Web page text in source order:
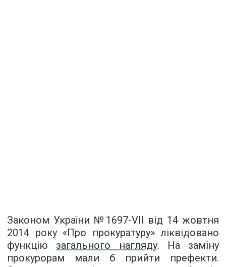
Законом України №1697-VII від 14 жовтня
2014 року «Про прокуратуру» ліквідовано
функцію загального нагляду. На заміну
прокурорам мали б прийти префекти.